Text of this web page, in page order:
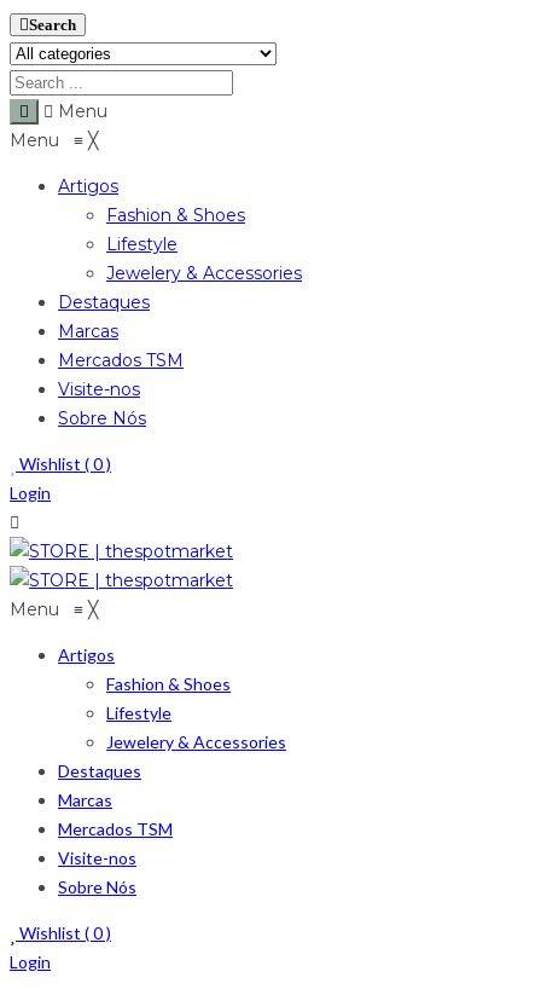
Search
Menu
Menu ≡ ╳
Artigos
Fashion & Shoes
Lifestyle
Jewelery & Accessories
Destaques
Marcas
Mercados TSM
Visite-nos
Sobre Nós
Wishlist (0)
Login
Menu ≡ ╳
Artigos
Fashion & Shoes
Lifestyle
Jewelery & Accessories
Destaques
Marcas
Mercados TSM
Visite-nos
Sobre Nós
Wishlist (0)
Login